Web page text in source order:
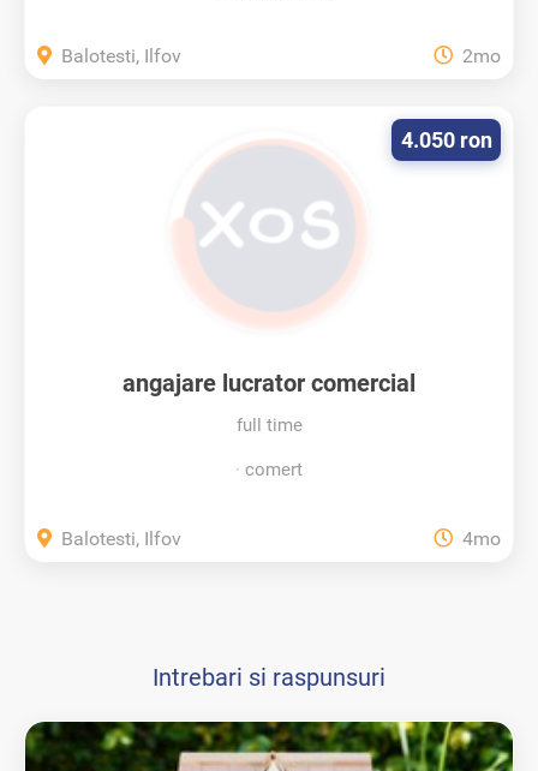
Balotesti, Ilfov 2mo
angajare lucrator comercial
full time
comert
4.050 ron
Balotesti, Ilfov 4mo
Intrebari si raspunsuri